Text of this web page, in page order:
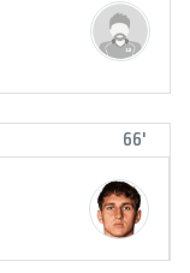
66'